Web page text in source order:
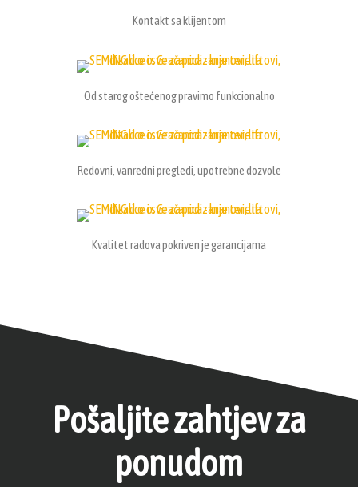
Kontakt sa klijentom
Od starog oštećenog pravimo funkcionalno
Redovni, vanredni pregledi, upotrebne dozvole
Kvalitet radova pokriven je garancijama
Pošaljite zahtjev za
ponudom